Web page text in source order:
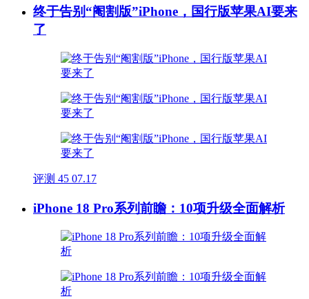
终于告别“阉割版”iPhone，国行版苹果AI要来
了
评测 45 07.17
iPhone 18 Pro系列前瞻：10项升级全面解析